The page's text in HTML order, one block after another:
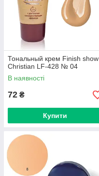
Тональный крем Finish show
Christian LF-428 № 04
В наявності
72 ₴
Купити